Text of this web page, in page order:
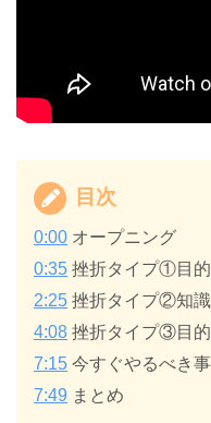
目次
0:00 オープニング
0:35 挫折タイプ①目
2:25 挫折タイプ②知
4:08 挫折タイプ③目
7:15 今すぐやるべき事
7:49 まとめ